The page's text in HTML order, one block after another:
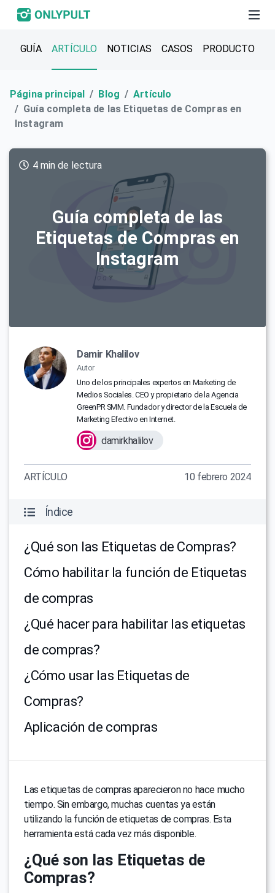
GUÍA ARTÍCULO NOTICIAS CASOS PRODUCTO
Página principal Blog
Artículo
Guía completa de las Etiquetas de Compras en
Instagram
Guía completa de las
Etiquetas de Compras en
Instagram
4 min de lectura
Damir Khalilov
Autor
Uno de los principales expertos en Marketing de
Medios Sociales. CEO y propietario de la Agencia
GreenPR SMM. Fundador y director de la Escuela de
Marketing Efectivo en Internet.
damirkhalilov
ARTÍCULO 10 febrero 2024
Índice
¿Qué son las Etiquetas de Compras?
Cómo habilitar la función de Etiquetas
de compras
¿Qué hacer para habilitar las etiquetas
de compras?
¿Cómo usar las Etiquetas de
Compras?
Aplicación de compras
Las etiquetas de compras aparecieron no hace mucho
tiempo. Sin embargo, muchas cuentas ya están
utilizando la función de etiquetas de compras. Esta
herramienta está cada vez más disponible.
¿Qué son las Etiquetas de
Compras?